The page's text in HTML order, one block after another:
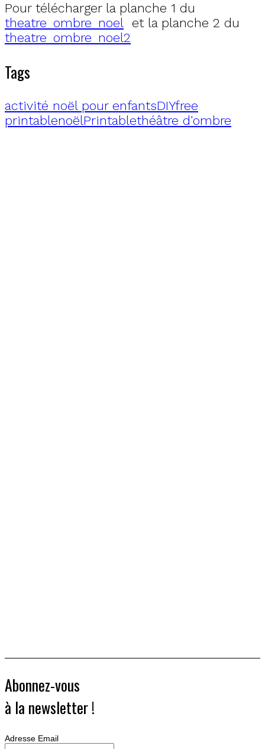
Pour télécharger la planche 1 du
theatre_ombre_noel et la planche 2 du
theatre_ombre_noel2
Tags
activité noël pour enfantsDIYfree
printablenoëlPrintablethéâtre d'ombre
Abonnez-vous
à la newsletter !
Adresse Email